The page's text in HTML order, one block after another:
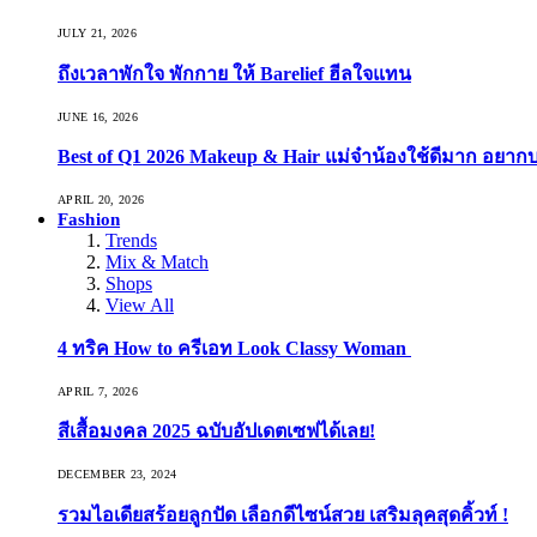
JULY 21, 2026
ถึงเวลาพักใจ พักกาย ให้ Barelief ฮีลใจแทน
JUNE 16, 2026
Best of Q1 2026 Makeup & Hair แม่จ๋าน้องใช้ดีมาก อยาก
APRIL 20, 2026
Fashion
Trends
Mix & Match
Shops
View All
4 ทริค How to ครีเอท Look Classy Woman
APRIL 7, 2026
สีเสื้อมงคล 2025 ฉบับอัปเดตเซฟได้เลย!
DECEMBER 23, 2024
รวมไอเดียสร้อยลูกปัด เลือกดีไซน์สวย เสริมลุคสุดคิ้วท์ !